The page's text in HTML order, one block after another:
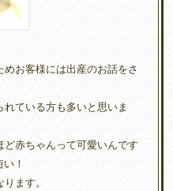
お客様には出産のお話をさ
ている方も多いと思いま
赤ちゃんって可愛いんです
！
ます。